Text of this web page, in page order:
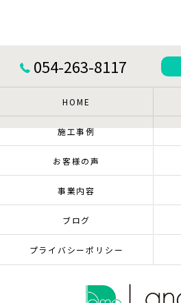
054-263-8117
HOME
施工事例
お客様の声
事業内容
ブログ
プライバシーポリシー